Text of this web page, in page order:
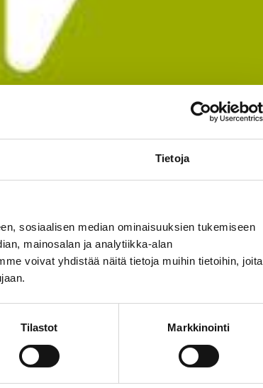
Tietoja
sosiaalisen median ominaisuuksien tukemiseen
mainosalan ja analytiikka-alan
voivat yhdistää näitä tietoja muihin tietoihin, joita
Tilastot Markkinointi